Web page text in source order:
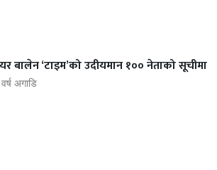
बालेन ‘टाइम’को उदीयमान १०० नेताको सूचीमा
अगाडि